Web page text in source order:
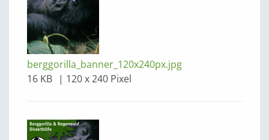
berggorilla_banner_120x240px.jpg
16 KB
120 x 240 Pixel